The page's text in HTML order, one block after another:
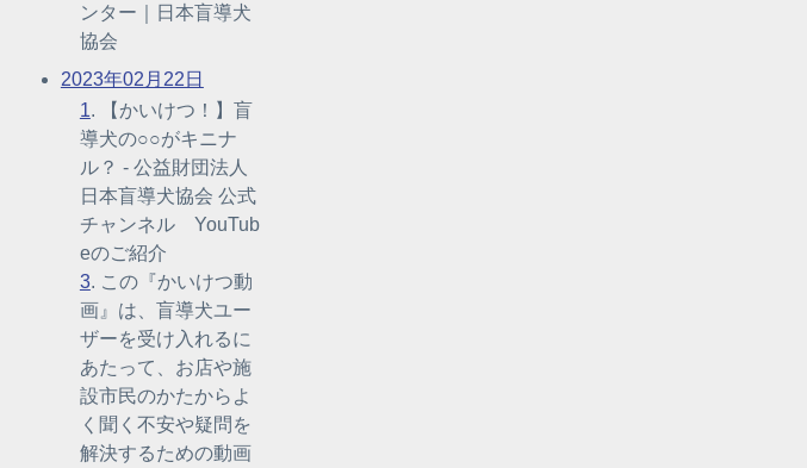
ンター｜日本盲導犬
協会
2023年02月22日
1. 【かいけつ！】盲
導犬の○○がキニナ
ル？ - 公益財団法人
日本盲導犬協会 公式
チャンネル YouTub
eのご紹介
3. この『かいけつ動
画』は、盲導犬ユー
ザーを受け入れるに
あたって、お店や施
設市民のかたからよ
く聞く不安や疑問を
解決するための動画